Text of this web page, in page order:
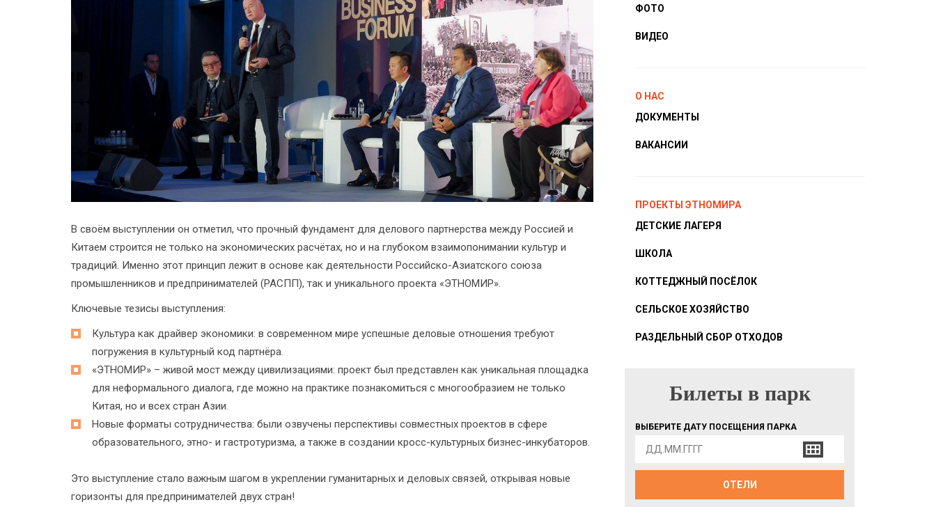
В своём выступлении он отметил, что прочный фундамент для делового партнерства между Россией и
Китаем строится не только на экономических расчётах, но и на глубоком взаимопонимании культур и
традиций. Именно этот принцип лежит в основе как деятельности Российско-Азиатского союза
промышленников и предпринимателей (РАСПП), так и уникального проекта «ЭТНОМИР».
Ключевые тезисы выступления:
Культура как драйвер экономики: в современном мире успешные деловые отношения требуют
погружения в культурный код партнёра.
«ЭТНОМИР» – живой мост между цивилизациями: проект был представлен как уникальная площадка
для неформального диалога, где можно на практике познакомиться с многообразием не только
Китая, но и всех стран Азии.
Новые форматы сотрудничества: были озвучены перспективы совместных проектов в сфере
образовательного, этно- и гастротуризма, а также в создании кросс-культурных бизнес-инкубаторов.
Это выступление стало важным шагом в укреплении гуманитарных и деловых связей, открывая новые
горизонты для предпринимателей двух стран!
ФОТО
ВИДЕО
О НАС
ДОКУМЕНТЫ
ВАКАНСИИ
ПРОЕКТЫ ЭТНОМИРА
ДЕТСКИЕ ЛАГЕРЯ
ШКОЛА
КОТТЕДЖНЫЙ ПОСЁЛОК
СЕЛЬСКОЕ ХОЗЯЙСТВО
РАЗДЕЛЬНЫЙ СБОР ОТХОДОВ
БИЛЕТЫ В ПАРК
Билеты в парк
ВЫБЕРИТЕ ДАТУ ПОСЕЩЕНИЯ ПАРКА
ОТЕЛИ